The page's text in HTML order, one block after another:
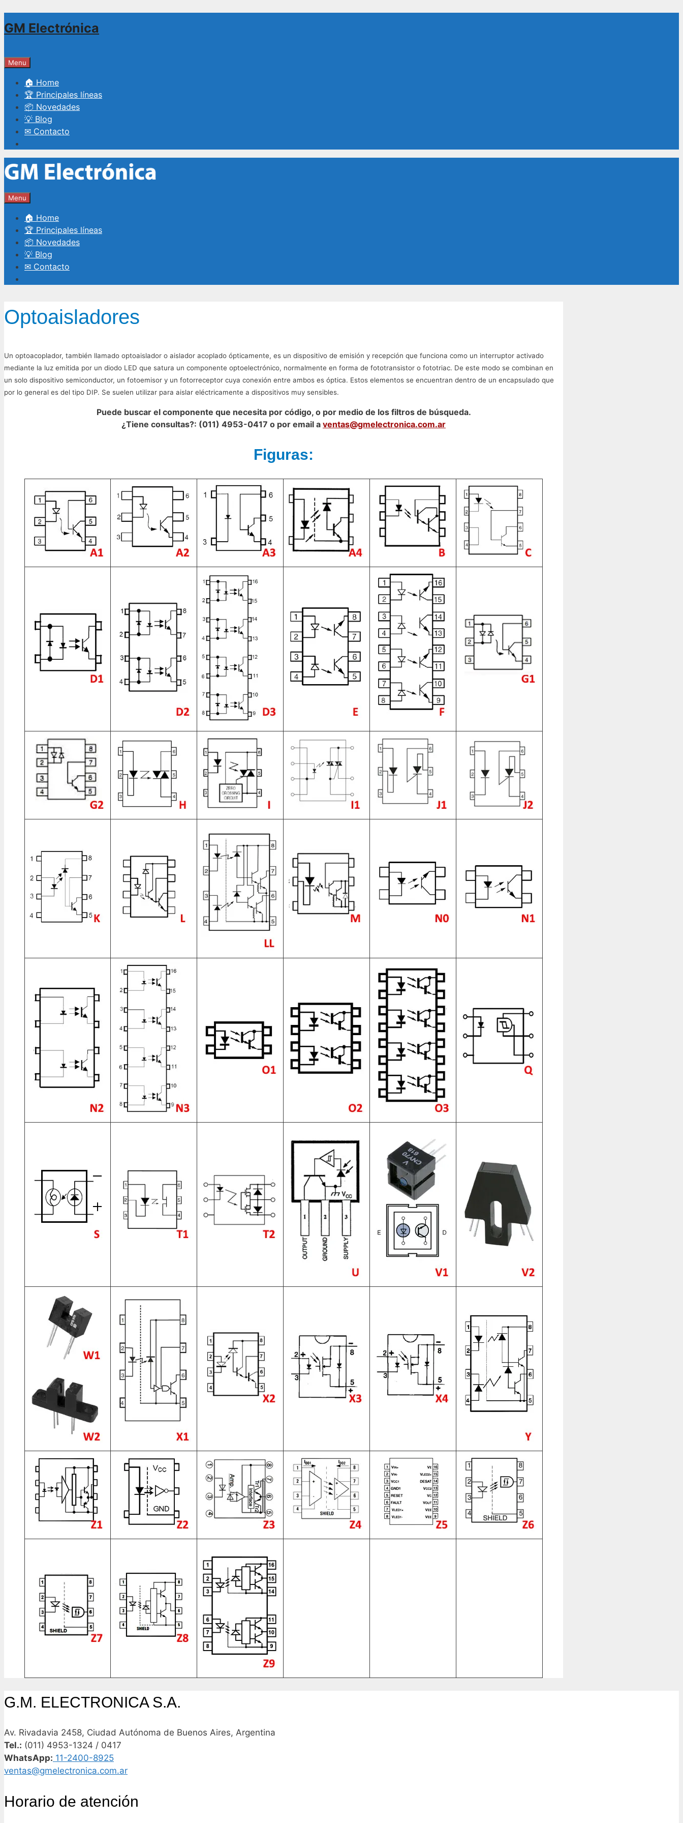
al
GM Electrónica
Menu
🏠 Home
🏆 Principales líneas
📦 Novedades
💡 Blog
✉ Contacto
Menu
🏠 Home
🏆 Principales líneas
📦 Novedades
💡 Blog
✉ Contacto
Optoaisladores
Un optoacoplador, también llamado optoaislador o aislador acoplado ópticamente, es un dispositivo de emisión y recepción que funciona como un interruptor activado
mediante la luz emitida por un diodo LED que satura un componente optoelectrónico, normalmente en forma de fototransistor o fototriac. De este modo se combinan en
un solo dispositivo semiconductor, un fotoemisor y un fotorreceptor cuya conexión entre ambos es óptica. Estos elementos se encuentran dentro de un encapsulado que
por lo general es del tipo DIP. Se suelen utilizar para aislar eléctricamente a dispositivos muy sensibles.
Puede buscar el componente que necesita por código, o por medio de los filtros de búsqueda.
¿Tiene consultas?: (011) 4953-0417 o por email a ventas@gmelectronica.com.ar
Figuras:
G.M. ELECTRONICA S.A.
Av. Rivadavia 2458, Ciudad Autónoma de Buenos Aires, Argentina
Tel.: (011) 4953-1324 / 0417
WhatsApp: 11-2400-8925
ventas@gmelectronica.com.ar
Horario de atención